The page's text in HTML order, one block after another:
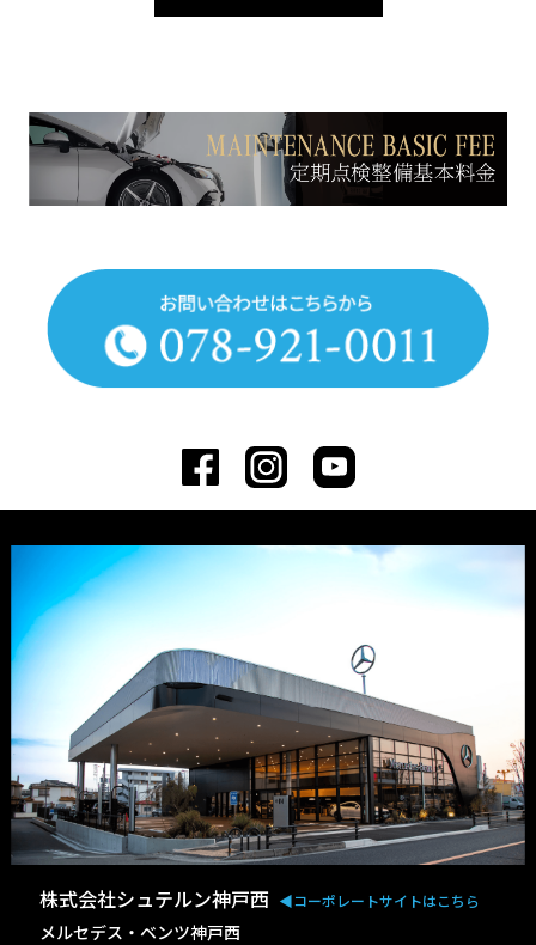
株式会社シュテルン神戸西 ◀︎コーポレートサイトはこちら
メルセデス・ベンツ神戸西